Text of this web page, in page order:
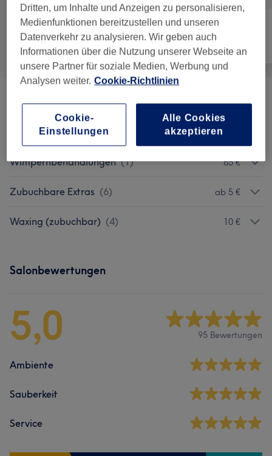
Alle Haarentfernung
Augenbrauenbehandlungen (1) 55 €
Gesichtsbehandlungen ab 59 €
Wimpernbehandlungen (1) 65 €
Zubuchbare Extras (6) ab 5 €
Waxing (zubuchbar) (4) 10 €
Salonbewertungen
5,0 95 Bewertungen
Ambiente
Sauberkeit
Service
Dritten, um Inhalte und Anzeigen zu personalisieren,
Medienfunktionen bereitzustellen und unseren
Datenverkehr zu analysieren. Wir geben auch
Informationen über die Nutzung unserer Webseite an
unsere Partner für soziale Medien, Werbung und
Analysen weiter. Cookie-Richtlinien
Cookie-
Einstellungen
Alle Cookies
akzeptieren